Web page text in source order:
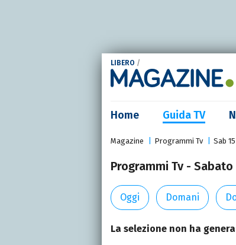
LIBERO /
Home Guida TV
Magazine Programmi Tv Sab 15
Programmi Tv -
Oggi Domani
La selezione non ha